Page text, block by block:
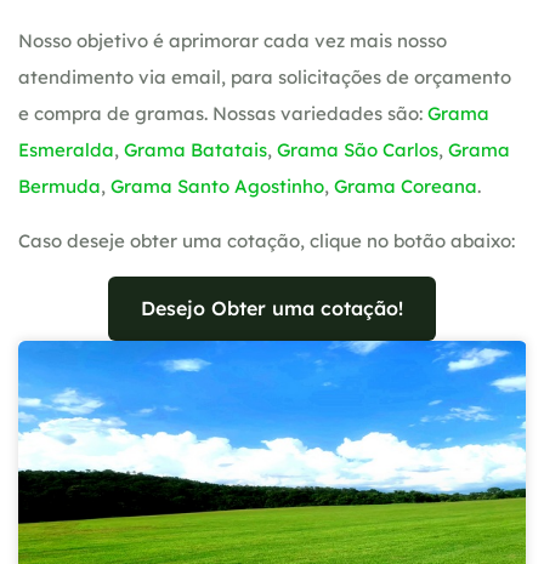
Nosso objetivo é aprimorar cada vez mais nosso
atendimento via email, para solicitações de orçamento
e compra de gramas. Nossas variedades são: Grama
Esmeralda, Grama Batatais, Grama São Carlos, Grama
Bermuda, Grama Santo Agostinho, Grama Coreana.
Caso deseje obter uma cotação, clique no botão abaixo:
Desejo Obter uma cotação!